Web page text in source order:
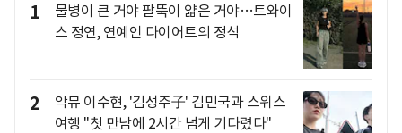
1
물병이 큰 거야 팔뚝이 얇은 거야…트와이
스 정연, 연예인 다이어트의 정석
2
악뮤 이수현, '김성주子' 김민국과 스위스
여행 "첫 만남에 2시간 넘게 기다렸다"